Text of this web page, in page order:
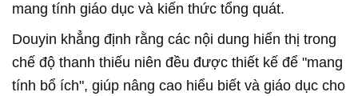
mang tính giáo dục và kiến thức tổng quát.
Douyin khẳng định rằng các nội dung hiển thị trong
chế độ thanh thiếu niên đều được thiết kế để "mang
tính bổ ích", giúp nâng cao hiểu biết và giáo dục cho